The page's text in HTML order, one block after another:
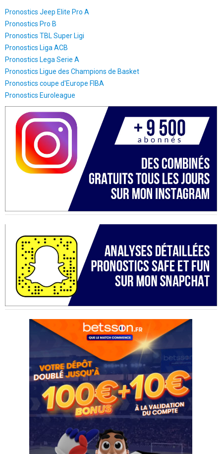
Pronostics Jeep Elite Pro A
Pronostics Pro B
Pronostics TBL Super Ligi
Pronostics Liga ACB
Pronostics Lega Serie A
Pronostics Ligue des Champions de Basket
Pronostics coupe d'Europe FIBA
Pronostics Euroleague